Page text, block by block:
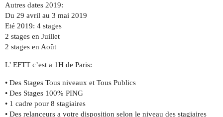
Autres dates 2019:
Du 29 avril au 3 mai 2019
Eté 2019: 4 stages
2 stages en Juillet
2 stages en Août
L’ EFTT c’est a 1H de Paris:
• Des Stages Tous niveaux et Tous Publics
• Des Stages 100% PING
• 1 cadre pour 8 stagiaires
• Des relanceurs a votre disposition selon le niveau des stagiaires